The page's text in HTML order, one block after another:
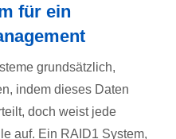
für ein
grundsätzlich,
indem dieses Daten
doch weist jede
auf. Ein RAID1 System,